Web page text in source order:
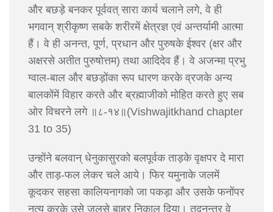
और बछड़े बनकर पूर्ववत् सारा कार्य चलाने लगे, वे ही
भगवान् श्रीकृष्ण सबके शरीरमें क्षेत्रज्ञ एवं अन्तर्यामी आत्मा
हैं। वे ही अनन्त, पूर्ण, प्रधान और पुरुषके ईश्वर (क्षर और
अक्षरसे अतीत पुरुषोत्तम) तथा आदिदेव हैं। वे अजन्मा प्रभु
ग्वाल-बाल और बछड़ोंका रूप धारण करके व्रजके अन्य
बालकोंमें विहार करते और ब्रह्माजीको मोहित करते हुए सब
ओर विचरने लगे ॥८-१४॥(Vishwajitkhand chapter
31 to 35)
उन्होंने बलवान् धेनुकासुरको बलपूर्वक ताड़के वृक्षपर दे मारा
और ताड़-फल लेकर चले आये। फिर यमुनाके जलमें
कूदकर सहसा कालियनागको जा पकड़ा और उसके फनोंपर
नृत्य करके उसे जलसे बाहर निकाल दिया। तदनन्तर वे